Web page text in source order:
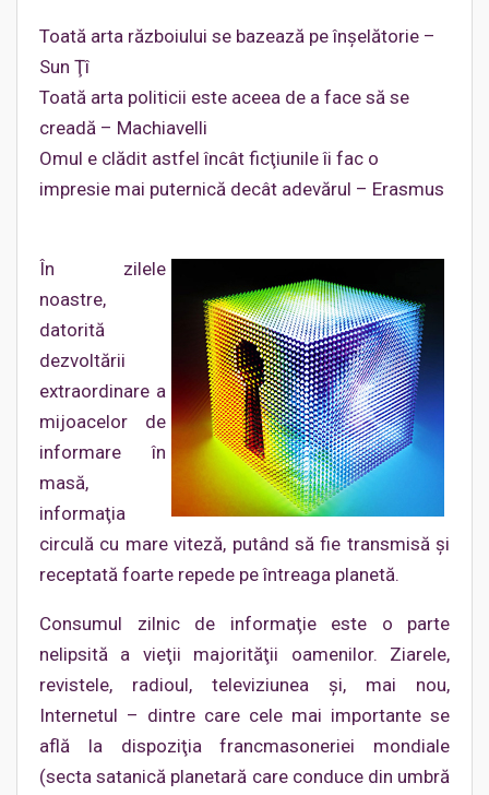
Toată arta războiului se bazează pe înşelătorie –
Sun Ţî
Toată arta politicii este aceea de a face să se
creadă – Machiavelli
Omul e clădit astfel încât ficţiunile îi fac o
impresie mai puternică decât adevărul – Erasmus
În zilele
noastre,
datorită
dezvoltării
extraordinare a
mijoacelor de
informare în
masă,
informaţia
circulă cu mare viteză, putând să fie transmisă şi
receptată foarte repede pe întreaga planetă.
Consumul zilnic de informaţie este o parte
nelipsită a vieţii majorităţii oamenilor. Ziarele,
revistele, radioul, televiziunea şi, mai nou,
Internetul – dintre care cele mai importante se
află la dispoziţia francmasoneriei mondiale
(secta satanică planetară care conduce din umbră